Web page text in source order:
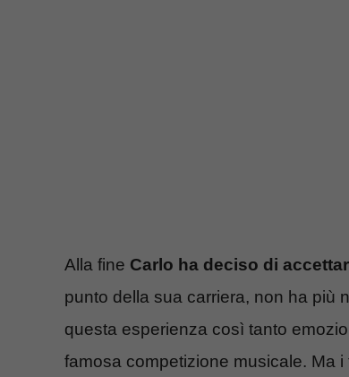
Alla fine Carlo ha deciso di
punto della sua carriera, non ha più
questa esperienza così tanto
famosa competizione musicale. Ma